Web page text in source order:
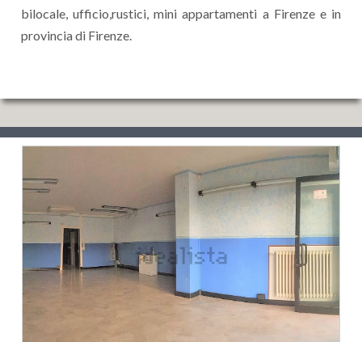
bilocale, ufficio,rustici, mini appartamenti a Firenze e in
provincia di Firenze.